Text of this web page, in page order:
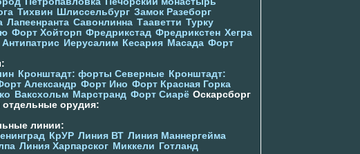
Тихвин Шлиссельбург Замок Разеборг
Лапеенранта Савонлинна Тааветти Турку
Форт Хойторп Фредрикстад Фредрикстен Хегра
Антипатрис Иерусалим Кесария Масада Форт
Кронштадт: форты Северные Кронштадт:
Александр Форт Ино Форт Красная Горка
Ваксхольм Марстранд Форт Сиарё Оскарсборг
отдельные орудия:
линии:
КрУР Линия ВТ Линия Маннергейма
Линия Харпарског Миккели Готланд